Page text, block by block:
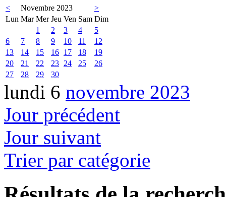
< Novembre 2023
>
Lun Mar Mer Jeu Ven Sam Dim
1
2 3 4
5
6
7 8 9 10 11
12
13
14 15 16 17 18
19
20
21 22 23 24 25
26
27
28 29 30
lundi 6 novembre 2023
Jour précédent
Jour suivant
Trier par catégorie